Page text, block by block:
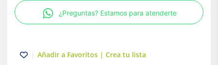
H-
5408
para
5408.A
¿Preguntas? Estamos para atenderte
Añadir a Favoritos | Crea tu lista